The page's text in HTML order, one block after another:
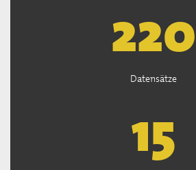
222
Datensätze
15